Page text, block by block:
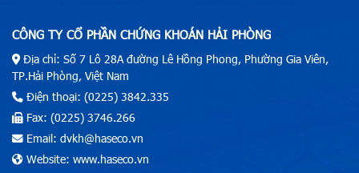
CÔNG TY CỔ PHẦN CHỨNG KHOÁN HẢI PHÒNG
Địa chỉ: Số 7 Lô 28A đường Lê Hồng Phong, Phường Gia Viên,
TP.Hải Phòng, Việt Nam
Điện thoại: (0225) 3842.335
Fax: (0225) 3746.266
Email: dvkh@haseco.vn
Website: www.haseco.vn